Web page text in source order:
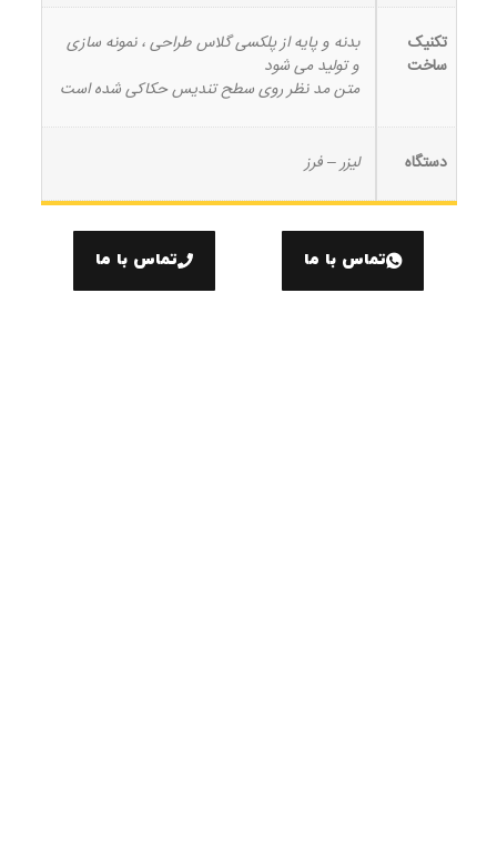
تکنیک
ساخت
بدنه و پایه از پلکسی گلاس طراحی ، نمونه سازی
و تولید می شود
متن مد نظر روی سطح تندیس حکاکی شده است
دستگاه لیزر – فرز
تماس با ما تماس با ما